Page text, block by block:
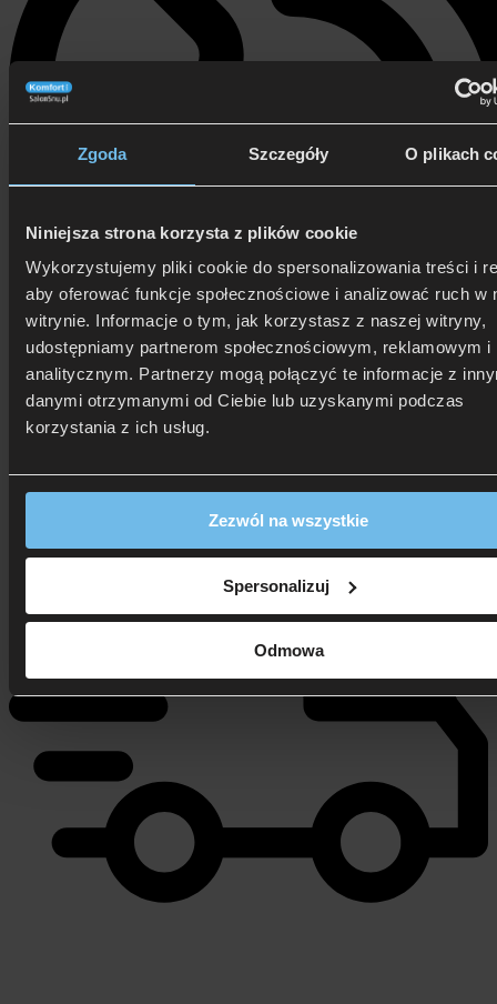
Zgoda Szczegóły O plikach
Niniejsza strona korzysta z plików cookie
Wykorzystujemy pliki cookie do spersonalizowania treści i
aby oferować funkcje społecznościowe i analizować ruch w
witrynie. Informacje o tym, jak korzystasz z naszej witryny,
udostępniamy partnerom społecznościowym, reklamowym i
analitycznym. Partnerzy mogą połączyć te informacje z
danymi otrzymanymi od Ciebie lub uzyskanymi podczas
korzystania z ich usług.
Zezwól na wszystkie
Spersonalizuj
Odmowa